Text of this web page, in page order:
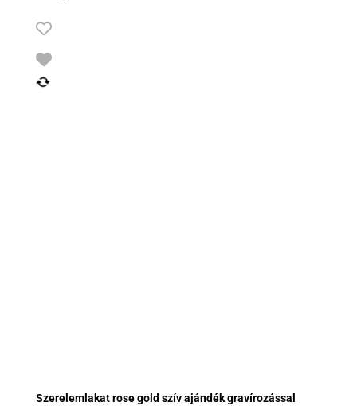
Szerelemlakat rose gold szív ajándék gravírozással